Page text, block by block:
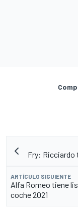
Fry: Ricciardo
ARTÍCULO SIGUIENTE
Alfa Romeo tiene
coche 2021